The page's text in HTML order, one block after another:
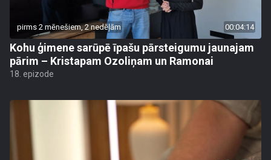
pirms 2 mēnešiem, 2 nedēļām 00:04:14
Kohu ģimene sarūpē īpašu pārsteigumu jaunajam
pārim – Kristapam Ozoliņam un Ramonai
18. epizode